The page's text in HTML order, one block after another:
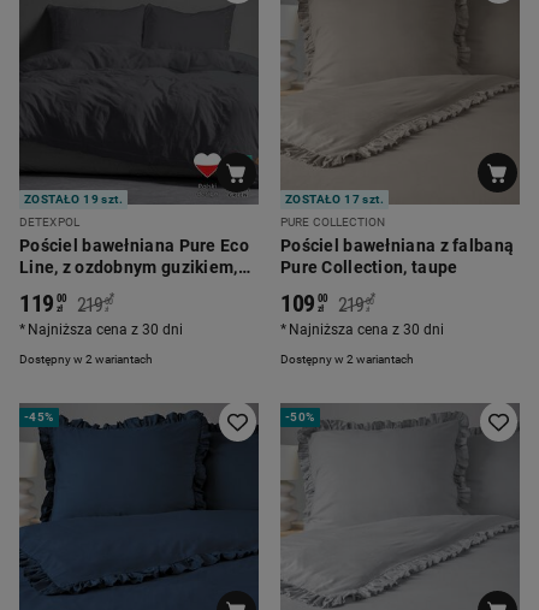
ZOSTAŁO 19 szt.
DETEXPOL
Pościel bawełniana Pure Eco
Line, z ozdobnym guzikiem,
Dostępny w 2 wariantach
119 00
zł 219 00
zł
*
Najniższa cena z 30 dni
ZOSTAŁO 17 szt.
PURE COLLECTION
Pościel bawełniana z falbaną
Pure Collection, taupe
Dostępny w 2 wariantach
109 00
zł 219 00
zł
*
Najniższa cena z 30 dni
-45% -50%